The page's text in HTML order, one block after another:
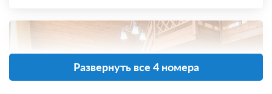
Развернуть все 4 номера